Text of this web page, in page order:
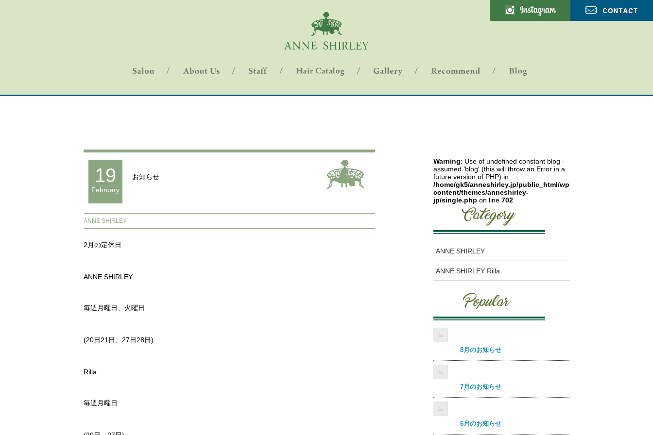
19
February
お知らせ
ANNE SHIRLEY
2月の定休日
ANNE SHIRLEY
毎週月曜日、火曜日
(20日21日、27日28日)
Rilla
毎週月曜日
Warning: Use of undefined constant blog -
assumed 'blog' (this will throw an Error in a
future version of PHP) in
/home/gk5/anneshirley.jp/public_html/wp-
content/themes/anneshirley-
jp/single.php on line 702
ANNE SHIRLEY
ANNE SHIRLEY Rilla
8月のお知らせ
7月のお知らせ
6月のお知らせ